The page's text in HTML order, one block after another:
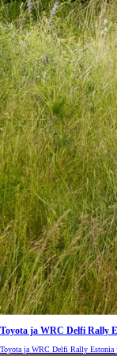
Alates
Kuumakse alates 258
Toyota bZ4X
ELEKTER
Toyota ja WRC Delfi Rally
Toyota ja WRC Delfi Rally Estonia